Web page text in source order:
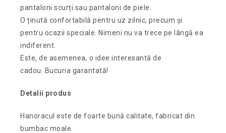
pantaloni scurți sau pantaloni de piele.
O ținută confortabilă pentru uz zilnic, precum și
pentru ocazii speciale.
Nimeni nu va trece pe lângă ea
indiferent.
Este, de asemenea, o idee interesantă de
cadou.
Bucuria garantată!
Detalii produs
Hanoracul este de foarte bună calitate, fabricat din
bumbac moale.